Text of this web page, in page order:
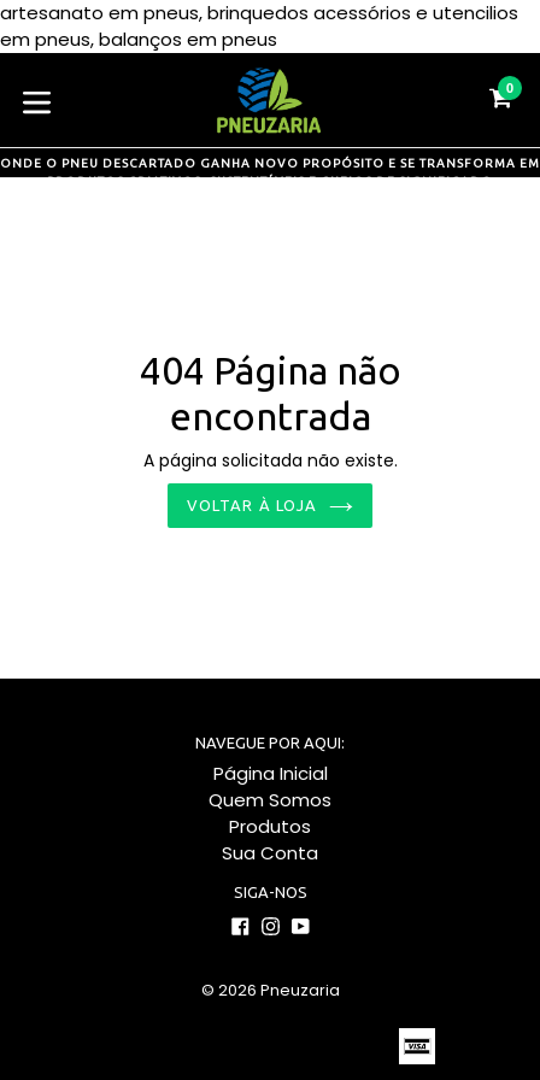
artesanato em pneus, brinquedos acessórios e utencilios
em pneus, balanços em pneus
para
o
conteúdo
0
ONDE O PNEU DESCARTADO GANHA NOVO PROPÓSITO E SE TRANSFORMA EM
PRODUTOS CRIATIVOS, SUSTENTÁVEIS E CHEIOS DE SIGNIFICADO
404 Página não
encontrada
A página solicitada não existe.
VOLTAR À LOJA
NAVEGUE POR AQUI:
Página Inicial
Quem Somos
Produtos
Sua Conta
SIGA-NOS
Facebook
Instagram
YouTube
© 2026 Pneuzaria